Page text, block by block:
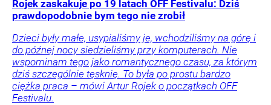
Rojek zaskakuje po 19 latach OFF Festivalu: Dziś
prawdopodobnie bym tego nie zrobił
Dzieci były małe, usypialiśmy je, wchodziliśmy na górę i
do późnej nocy siedzieliśmy przy komputerach. Nie
wspominam tego jako romantycznego czasu, za którym
dziś szczególnie tęsknię. To była po prostu bardzo
ciężka praca – mówi Artur Rojek o początkach OFF
Festivalu.